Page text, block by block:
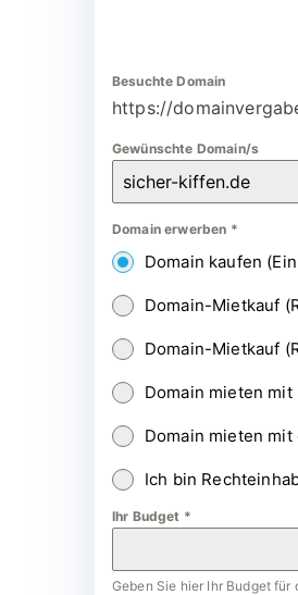
Besuchte Domain
https://
Gewünschte Domain/s
Domain erwerben *
Domain kaufen
Domain-Mietkauf
Domain-Mietkauf
Domain mieten
Domain mieten
Ich bin
Ihr Budget *
Geben Sie hier Ihr Budget